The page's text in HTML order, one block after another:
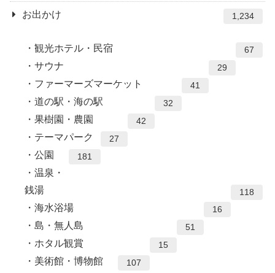
お出かけ 1,234
観光ホテル・民宿 67
サウナ 29
ファーマーズマーケット 41
道の駅・海の駅 32
果樹園・農園 42
テーマパーク 27
公園 181
温泉・
銭湯
118
海水浴場 16
島・無人島 51
ホタル観賞 15
美術館・博物館 107